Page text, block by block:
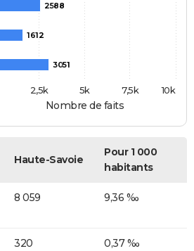
Nombre de faits
2588
1612
3051
10k
2,5k 5k 7,5k
Haute-Savoie
Pour 1 000
habitants
8 059 9,36 ‰
320 0,37 ‰